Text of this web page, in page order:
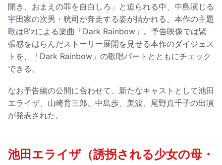
開き、おまえの罪を自白しろ」と迫られる中、中島演じる
宇田家の次男・晄司が奔走する姿が描かれる。本作の主題
歌はB'zによる楽曲「Dark Rainbow」。予告映像では緊
張感をはらんだストーリー展開を見せる本作のダイジェス
トを、「Dark Rainbow」の歌唱パートとともにチェック
できる。
なお予告編の公開に合わせて、新たなキャストとして池田
エライザ、山崎育三郎、中島歩、美波、尾野真千子の出演
が発表された。
池田エライザ（誘拐される少女の母・